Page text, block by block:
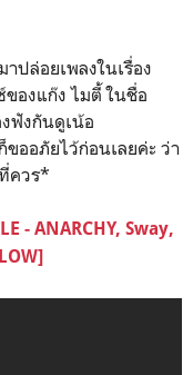
ปล่อยเพลงในเรื่อง
ของแก๊ง ไมตี้ ในชื่อ
งฟังกันดูเน้อ
ออภัยไว้ก่อนเลยค่ะ ว่า
ควร*
- ANARCHY, Sway,